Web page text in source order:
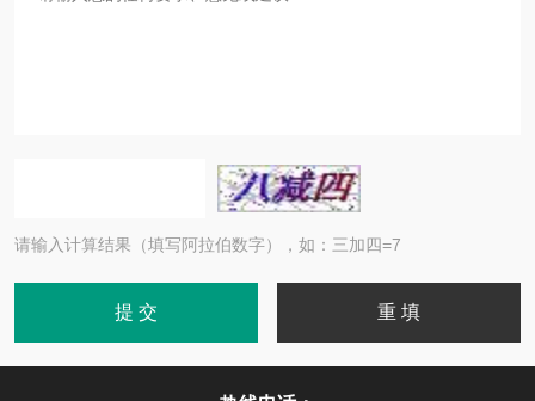
请输入计算结果（填写阿拉伯数字），如：三加四=7